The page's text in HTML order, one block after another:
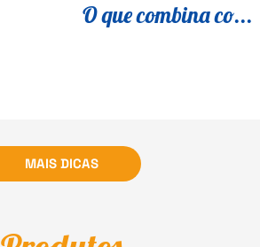
O que combina co...
MAIS DICAS